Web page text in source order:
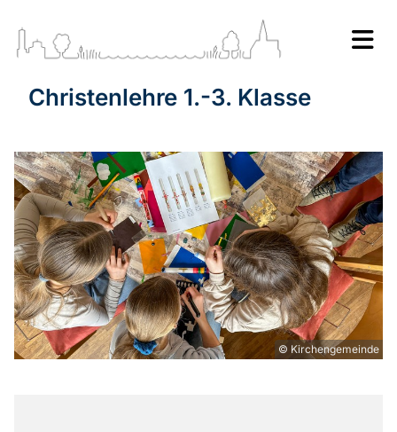
Christenlehre 1.-3. Klasse
© Kirchengemeinde